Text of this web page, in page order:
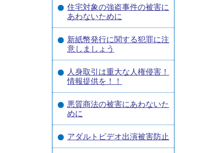
住宅対象の強盗事件の被害に
あわないために
新紙幣発行に関する犯罪に注
意しましょう
人身取引は重大な人権侵害！
情報提供を！！
悪質商法の被害にあわないた
めに
アダルトビデオ出演被害防止